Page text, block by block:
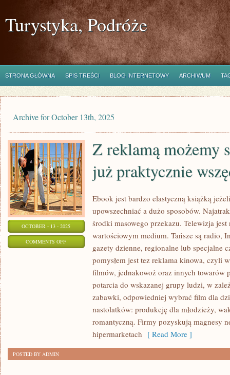
Turystyka, Podróże
STRONA GŁÓWNA SPIS TREŚCI BLOG INTERNETOWY ARCHIWUM
Archive for October 13th, 2025
OCTOBER - 13 - 2025
COMMENTS OFFON
Z reklamą możemy
już praktycznie
Ebook jest bardzo elastyczną książką
upowszechniać a dużo sposobów.
środki masowego przekazu. Telewizja
wartościowym medium. Tańsze są radio,
gazety dzienne, regionalne lub specjalne
pomysłem jest tez reklama kinowa, czyli
filmów, jednakowoż oraz innych towarów
potarcia do wskazanej grupy ludzi, w
zabawki, odpowiedniej wybrać film dla
nastolatków: produkcję dla młodzieży,
romantyczną. Firmy pozyskują magnesy
hipermarketach [ Read More ]
POSTED BY ADMIN